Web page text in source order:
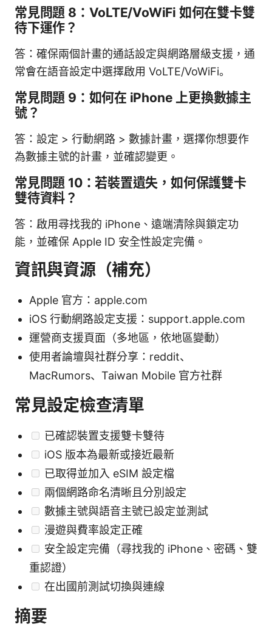
常見問題 8：VoLTE/VoWiFi 如何在雙卡雙
待下運作？
答：確保兩個計畫的通話設定與網路層級支援，通
常會在語音設定中選擇啟用 VoLTE/VoWiFi。
常見問題 9：如何在 iPhone 上更換數據主
號？
答：設定 > 行動網路 > 數據計畫，選擇你想要作
為數據主號的計畫，並確認變更。
常見問題 10：若裝置遺失，如何保護雙卡
雙待資料？
答：啟用尋找我的 iPhone、遠端清除與鎖定功
能，並確保 Apple ID 安全性設定完備。
資訊與資源（補充）
Apple 官方：apple.com
iOS 行動網路設定支援：support.apple.com
運營商支援頁面（多地區，依地區變動）
使用者論壇與社群分享：reddit、
MacRumors、Taiwan Mobile 官方社群
常見設定檢查清單
已確認裝置支援雙卡雙待
iOS 版本為最新或接近最新
已取得並加入 eSIM 設定檔
兩個網路命名清晰且分別設定
數據主號與語音主號已設定並測試
漫遊與費率設定正確
安全設定完備（尋找我的 iPhone、密碼、雙
重認證）
在出國前測試切換與連線
摘要